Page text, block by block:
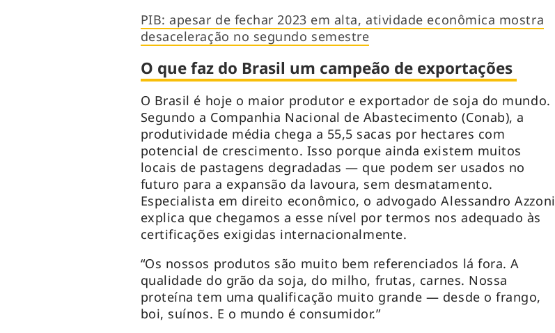
PIB: apesar de fechar 2023 em alta, atividade econômica mostra
desaceleração no segundo semestre
O que faz do Brasil um campeão de exportações
O Brasil é hoje o maior produtor e exportador de soja do mundo.
Segundo a Companhia Nacional de Abastecimento (Conab), a
produtividade média chega a 55,5 sacas por hectares com
potencial de crescimento. Isso porque ainda existem muitos
locais de pastagens degradadas — que podem ser usados no
futuro para a expansão da lavoura, sem desmatamento.
Especialista em direito econômico, o advogado Alessandro Azzoni
explica que chegamos a esse nível por termos nos adequado às
certificações exigidas internacionalmente.
“Os nossos produtos são muito bem referenciados lá fora. A
qualidade do grão da soja, do milho, frutas, carnes. Nossa
proteína tem uma qualificação muito grande — desde o frango,
boi, suínos. E o mundo é consumidor.”